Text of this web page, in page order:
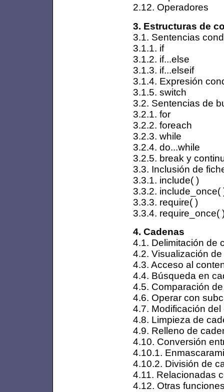
2.12. Operadores
3. Estructuras de
3.1. Sentencias
3.1.1. if
3.1.2. if...else
3.1.3. if...elseif
3.1.4. Expresión
3.1.5. switch
3.2. Sentencias de
3.2.1. for
3.2.2. foreach
3.2.3. while
3.2.4. do...while
3.2.5. break y
3.3. Inclusión de
3.3.1. include( )
3.3.2. include_once(
3.3.3. require( )
3.3.4. require_once(
4. Cadenas
4.1. Delimitación de
4.2. Visualización
4.3. Acceso al
4.4. Búsqueda en
4.5. Comparación
4.6. Operar con
4.7. Modificación
4.8. Limpieza de
4.9. Relleno de
4.10. Conversión
4.10.1.
4.10.2. División de
4.11. Relacionadas
4.12. Otras